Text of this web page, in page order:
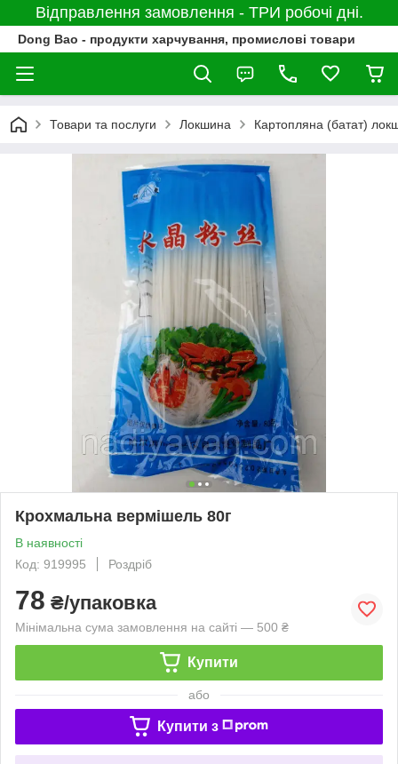
Відправлення замовлення - ТРИ робочі дні.
Dong Bao - продукти харчування, промислові товари
Товари та послуги Локшина Картопляна (батат)
Крохмальна вермішель 80г
В наявності
Код: 919995
Роздріб
78 ₴/упаковка
Мінімальна сума замовлення на сайті — 500 ₴
Купити
або
Купити з